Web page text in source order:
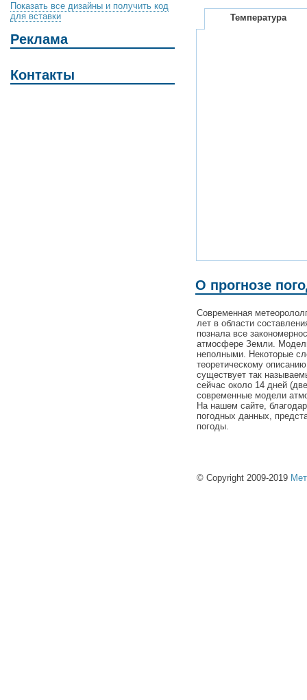
Показать все дизайны и получить код
для вставки
Реклама
Контакты
Температура
О прогнозе
Современная
лет в области
познала все
атмосфере Земли.
неполными. Некоторые
теоретическому
существует так
сейчас около 14 дней
современные модели
На нашем сайте,
погодных данных,
погоды.
© Copyright 2009-2019